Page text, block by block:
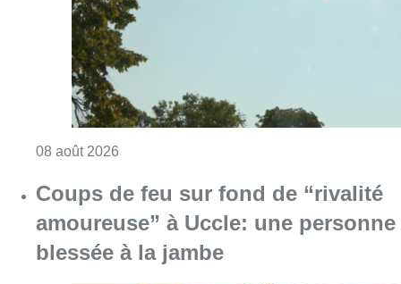
blessée à la jambe